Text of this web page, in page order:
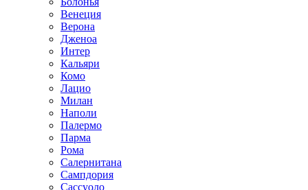
Венеция
Верона
Дженоа
Интер
Кальяри
Комо
Лацио
Милан
Наполи
Палермо
Парма
Рома
Салернитана
Сампдория
Сассуоло